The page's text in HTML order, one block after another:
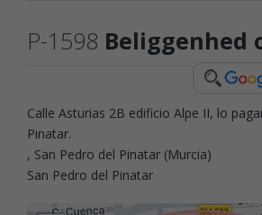
P-1598 Beliggenhed
Calle Asturias 2B edificio Alpe II, lo
Pinatar.
, San Pedro del Pinatar (Murcia)
San Pedro del Pinatar